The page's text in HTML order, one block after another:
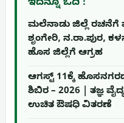
ಇದನ್ನೂ ಓದಿ :
ಮಲೆನಾಡು ಜಿಲ್ಲೆ ರಚನೆಗೆ
ಶೃಂಗೇರಿ, ನ.ರಾ.ಪುರ,
ಹೊಸ ಜಿಲ್ಲೆಗೆ ಆಗ್ರಹ
ಆಗಸ್ಟ್ 11ಕ್ಕೆ
ಶಿಬಿರ – 2026 | ತಜ್ಞ
ಉಚಿತ ಔಷಧಿ ವಿತರಣೆ